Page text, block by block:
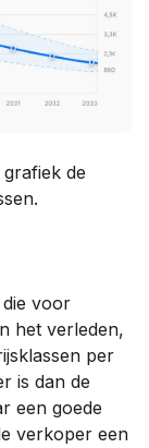
de
voor
het verleden,
per
is dan de
een goede
verkoper een